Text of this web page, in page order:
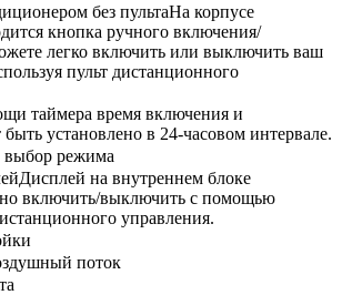
без пультаНа корпусе
кнопка ручного включения/
легко включить или выключить ваш
пульт дистанционного
таймера время включения и
установлено в 24-часовом интервале.
выбор режима
Дисплей на внутреннем блоке
включить/выключить с помощью
управления.
поток